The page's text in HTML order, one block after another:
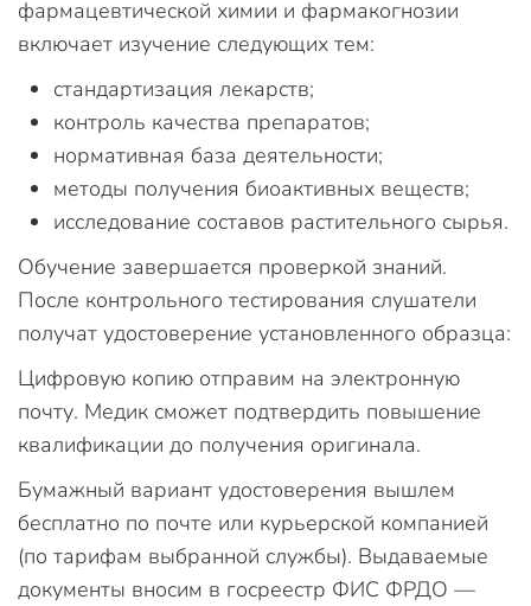
фармацевтической химии и фармакогнозии
включает изучение следующих тем:
стандартизация лекарств;
контроль качества препаратов;
нормативная база деятельности;
методы получения биоактивных веществ;
исследование составов растительного сырья.
Обучение завершается проверкой знаний.
После контрольного тестирования слушатели
получат удостоверение установленного образца:
Цифровую копию отправим на электронную
почту. Медик сможет подтвердить повышение
квалификации до получения оригинала.
Бумажный вариант удостоверения вышлем
бесплатно по почте или курьерской компанией
(по тарифам выбранной службы). Выдаваемые
документы вносим в госреестр ФИС ФРДО —